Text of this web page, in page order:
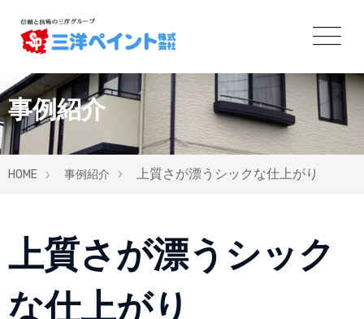
事例紹介
HOME 事例紹介 上質さが漂うシックな仕上がり
上質さが漂うシック
な仕上がり